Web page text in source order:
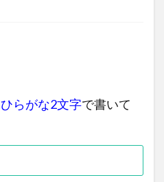
ひらがな2文字で書いて